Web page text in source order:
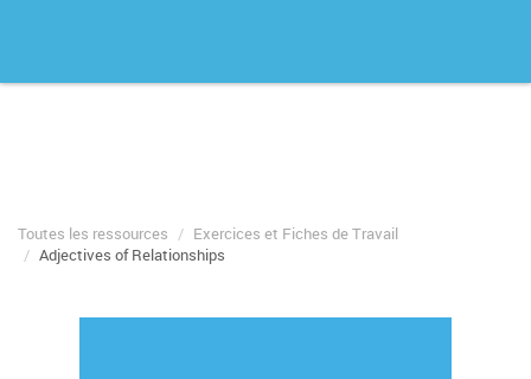
Toutes les ressources
Exercices et Fiches de Travail
Adjectives of Relationships